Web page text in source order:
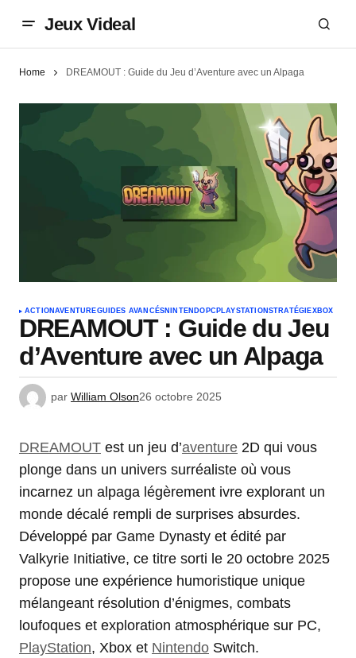
Jeux Videal
Home DREAMOUT : Guide du Jeu d’Aventure avec un Alpaga
ACTIONAVENTUREGUIDES AVANCÉSNINTENDO PC PLAYSTATION STRATÉGIEXBOX
DREAMOUT : Guide du Jeu
d’Aventure avec un Alpaga
par William Olson26 octobre 2025
DREAMOUT est un jeu d’aventure 2D qui vous
plonge dans un univers surréaliste où vous
incarnez un alpaga légèrement ivre explorant un
monde décalé rempli de surprises absurdes.
Développé par Game Dynasty et édité par
Valkyrie Initiative, ce titre sorti le 20 octobre 2025
propose une expérience humoristique unique
mélangeant résolution d’énigmes, combats
loufoques et exploration atmosphérique sur PC,
PlayStation, Xbox et Nintendo Switch.